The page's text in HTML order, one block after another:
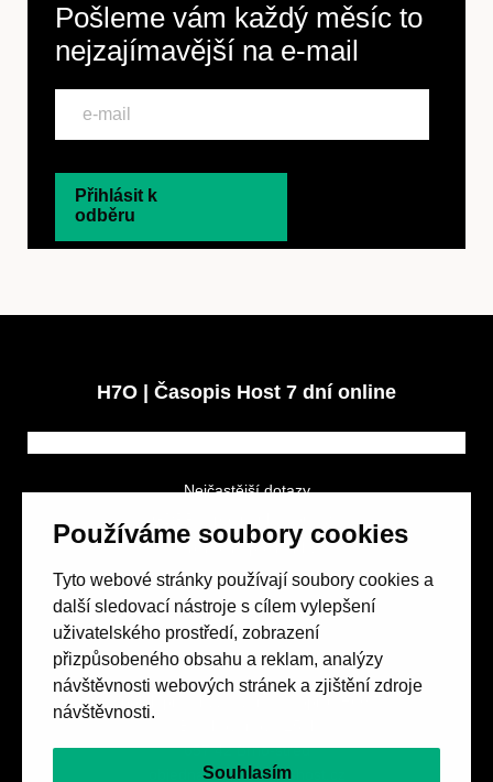
Používáme soubory cookies
Tyto webové stránky používají soubory cookies a
další sledovací nástroje s cílem vylepšení
uživatelského prostředí, zobrazení
přizpůsobeného obsahu a reklam, analýzy
návštěvnosti webových stránek a zjištění zdroje
návštěvnosti.
Souhlasím
Pošleme vám každý měsíc to
nejzajímavější na e-mail
Přihlásit k
odběru
H7O | Časopis Host 7 dní online
Nejčastější dotazy
Obchodní podmínky
Spolek přátel vydávání
657 42 Brno-střed
objednavky@casopishost.cz